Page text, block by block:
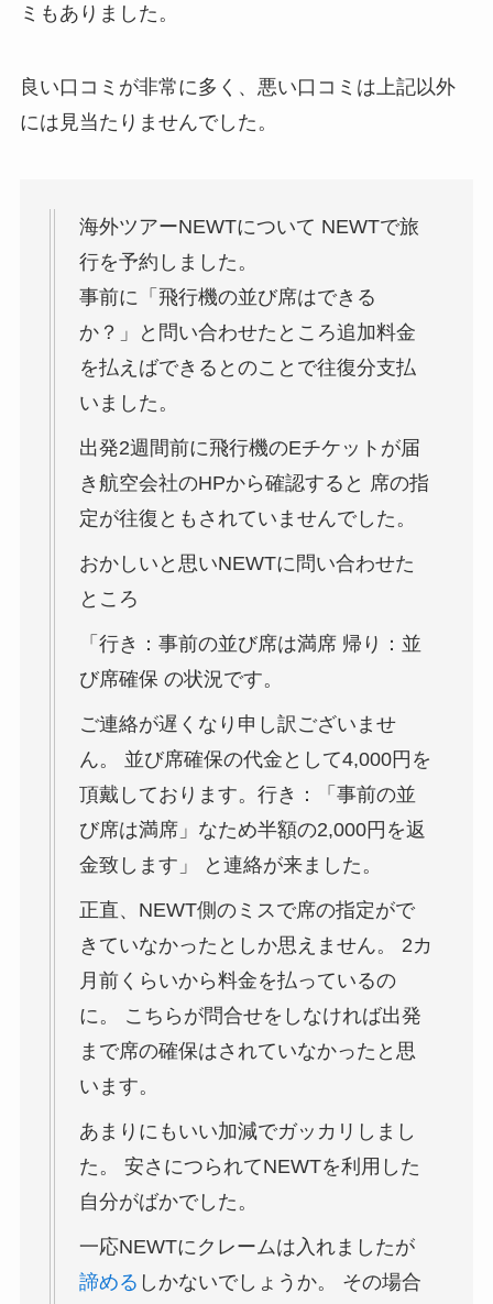
ミもありました。
良い口コミが非常に多く、悪い口コミは上記以外
には見当たりませんでした。
海外ツアーNEWTについて NEWTで旅
行を予約しました。
事前に「飛行機の並び席はできる
か？」と問い合わせたところ追加料金
を払えばできるとのことで往復分支払
いました。
出発2週間前に飛行機のEチケットが届
き航空会社のHPから確認すると 席の指
定が往復ともされていませんでした。
おかしいと思いNEWTに問い合わせた
ところ
「行き：事前の並び席は満席 帰り：並
び席確保 の状況です。
ご連絡が遅くなり申し訳ございませ
ん。 並び席確保の代金として4,000円を
頂戴しております。行き：「事前の並
び席は満席」なため半額の2,000円を返
金致します」 と連絡が来ました。
正直、NEWT側のミスで席の指定がで
きていなかったとしか思えません。 2カ
月前くらいから料金を払っているの
に。 こちらが問合せをしなければ出発
まで席の確保はされていなかったと思
います。
あまりにもいい加減でガッカリしまし
た。 安さにつられてNEWTを利用した
自分がばかでした。
一応NEWTにクレームは入れましたが
諦める しかないでしょうか。 その場合